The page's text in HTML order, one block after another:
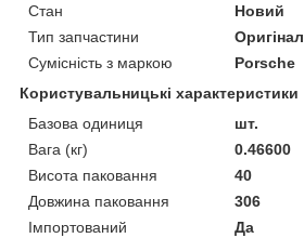
Стан
Новий
Тип запчастини
Оригінал
Сумісність з маркою
Porsche
Користувальницькі характеристики
Базова одиниця
шт.
Вага (кг)
0.46600
Висота паковання
40
Довжина паковання
306
Імпортований
Да